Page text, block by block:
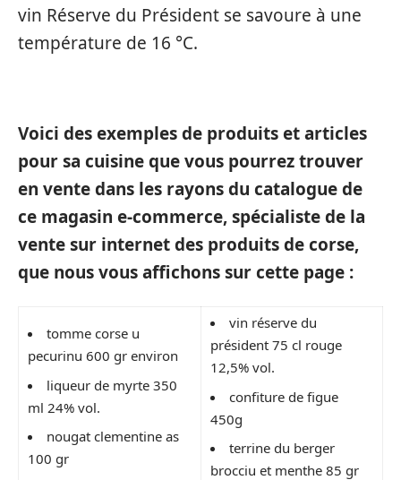
vin Réserve du Président se savoure à une
température de 16 °C.
Voici des exemples de produits et articles
pour sa cuisine que vous pourrez trouver
en vente dans les rayons du catalogue de
ce magasin e-commerce, spécialiste de la
vente sur internet des produits de corse,
que nous vous affichons sur cette page :
tomme corse u
pecurinu 600 gr environ
liqueur de myrte 350
ml 24% vol.
nougat clementine as
100 gr
vin réserve du
président 75 cl rouge
12,5% vol.
confiture de figue
450g
terrine du berger
brocciu et menthe 85 gr